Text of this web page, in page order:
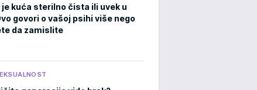
je kuća sterilno čista ili uvek u
govori o vašoj psihi više nego
da zamislite